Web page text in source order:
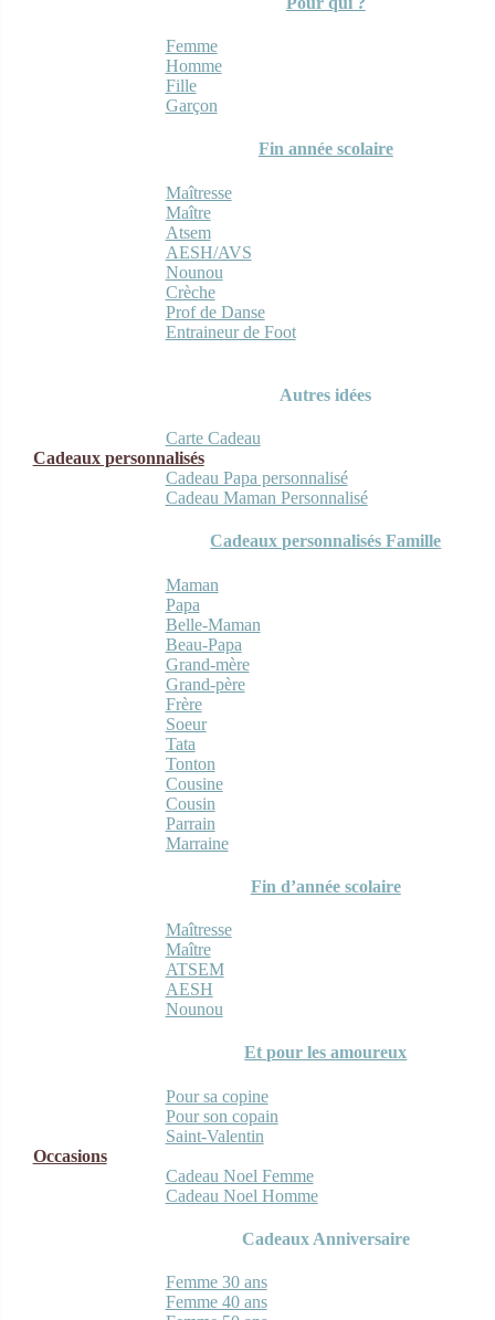
Femme
Homme
Fille
Garçon
Fin année scolaire
Maîtresse
Maître
Atsem
AESH/AVS
Nounou
Crèche
Prof de Danse
Entraineur de Foot
Autres idées
Carte Cadeau
Cadeaux personnalisés
Cadeau Papa personnalisé
Cadeau Maman Personnalisé
Cadeaux personnalisés Famille
Maman
Papa
Belle-Maman
Beau-Papa
Grand-mère
Grand-père
Frère
Soeur
Tata
Tonton
Cousine
Cousin
Parrain
Marraine
Fin d’année scolaire
Maîtresse
Maître
ATSEM
AESH
Nounou
Et pour les amoureux
Pour sa copine
Pour son copain
Saint-Valentin
Occasions
Cadeau Noel Femme
Cadeau Noel Homme
Cadeaux Anniversaire
Femme 30 ans
Femme 40 ans